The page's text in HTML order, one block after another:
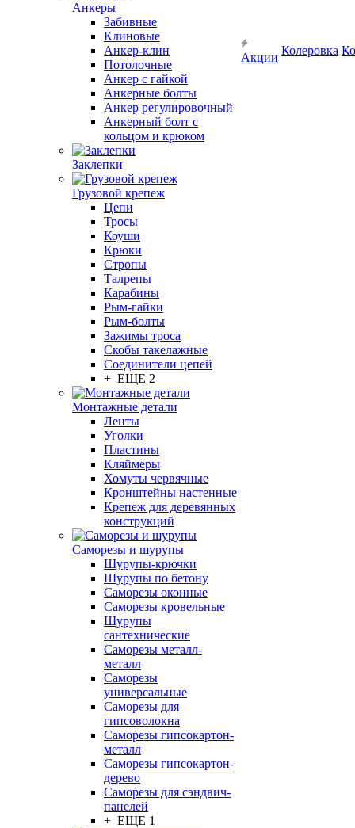
Анкеры
Забивные
Клиновые
Анкер-клин
Потолочные
Анкер с гайкой
Анкерные болты
Анкер регулировочный
Анкерный болт с
кольцом и крюком
Заклепки
Грузовой крепеж
Цепи
Тросы
Коуши
Крюки
Стропы
Талрепы
Карабины
Рым-гайки
Рым-болты
Зажимы троса
Скобы такелажные
Соединители цепей
+ ЕЩЕ 2
Монтажные детали
Ленты
Уголки
Пластины
Кляймеры
Хомуты червячные
Кронштейны настенные
Крепеж для деревянных
конструкций
Саморезы и шурупы
Шурупы-крючки
Шурупы по бетону
Саморезы оконные
Саморезы кровельные
Шурупы
сантехнические
Саморезы металл-
металл
Саморезы
универсальные
Саморезы для
гипсоволокна
Саморезы гипсокартон-
металл
Саморезы гипсокартон-
дерево
Саморезы для сэндвич-
панелей
+ ЕЩЕ 1
Акции
Колеровка